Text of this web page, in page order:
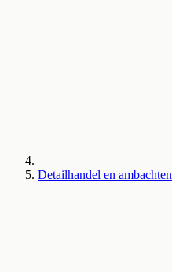
Detailhandel en ambachten